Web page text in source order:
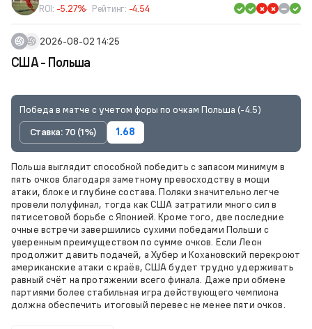
ROI: -5.27% Рейтинг: -4.54
2026-08-02 14:25
США - Польша
Победа в матче с учетом форы по очкам Польша (-4.5)
Ставка: 70 (1%)
1.68
Польша выглядит способной победить с запасом минимум в
пять очков благодаря заметному превосходству в мощи
атаки, блоке и глубине состава. Поляки значительно легче
провели полуфинал, тогда как США затратили много сил в
пятисетовой борьбе с Японией. Кроме того, две последние
очные встречи завершились сухими победами Польши с
уверенным преимуществом по сумме очков. Если Леон
продолжит давить подачей, а Хубер и Кохановский перекроют
американские атаки с краёв, США будет трудно удерживать
равный счёт на протяжении всего финала. Даже при обмене
партиями более стабильная игра действующего чемпиона
должна обеспечить итоговый перевес не менее пяти очков.